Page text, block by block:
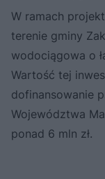
W ramach
terenie gminy
wodociągowa o
Wartość tej
dofinansowanie
Województwa
ponad 6 mln zł.